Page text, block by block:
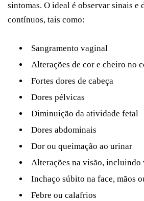
sintomas. O ideal é observar sinais e
contínuos, tais como:
Sangramento vaginal
Alterações de cor e cheiro no
Fortes dores de cabeça
Dores pélvicas
Diminuição da atividade fetal
Dores abdominais
Dor ou queimação ao urinar
Alterações na visão, incluindo
Inchaço súbito na face, mãos
Febre ou calafrios